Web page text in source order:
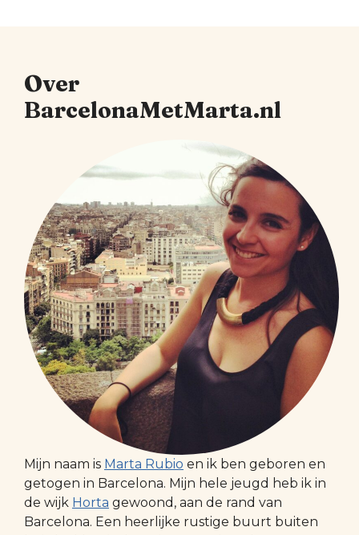
Over
BarcelonaMetMarta.nl
Mijn naam is Marta Rubio en ik ben geboren en
getogen in Barcelona. Mijn hele jeugd heb ik in
de wijk Horta gewoond, aan de rand van
Barcelona. Een heerlijke rustige buurt buiten